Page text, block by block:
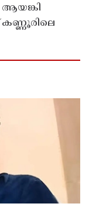
ആയങ്കി
കണ്ണൂരിലെ